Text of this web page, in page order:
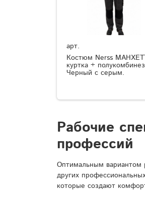
арт.
Костюм Nerss
куртка +
Черный с серым.
Рабочие
профессий
Оптимальным вариантом
других
которые создают